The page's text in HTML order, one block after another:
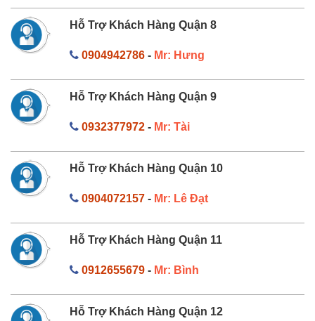
Hỗ Trợ Khách Hàng Quận 8
0904942786- Mr: Hưng
Hỗ Trợ Khách Hàng Quận 9
0932377972- Mr: Tài
Hỗ Trợ Khách Hàng Quận 10
0904072157- Mr: Lê Đạt
Hỗ Trợ Khách Hàng Quận 11
0912655679- Mr: Bình
Hỗ Trợ Khách Hàng Quận 12